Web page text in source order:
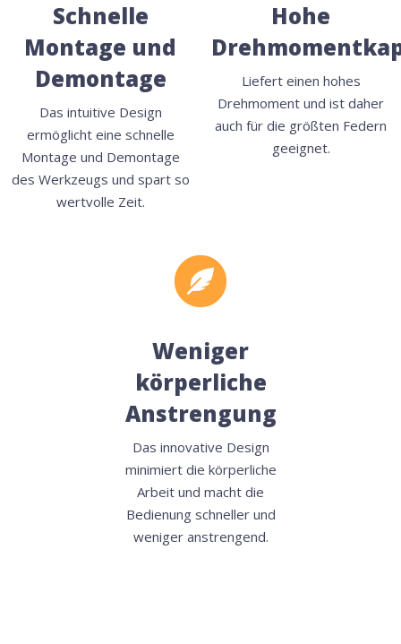
Schnelle
Montage und
Demontage
Das intuitive Design
ermöglicht eine schnelle
Montage und Demontage
des Werkzeugs und spart so
wertvolle Zeit.
Hohe
Liefert einen hohes
Drehmoment und ist daher
auch für die größten Federn
geeignet.
Weniger
körperliche
Anstrengung
Das innovative Design
minimiert die körperliche
Arbeit und macht die
Bedienung schneller und
weniger anstrengend.